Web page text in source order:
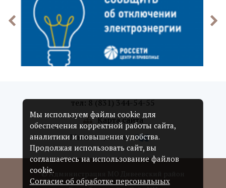
тел: 8 (831) 344-54-55
Карта сайта
Мы в соцсетях:
© Администрация МО Дивеевский район
Мы используем файлы cookie для
обеспечения корректной работы сайта,
аналитики и повышения удобства.
Продолжая использовать сайт, вы
соглашаетесь на использование файлов
cookie.
Согласие об обработке персональных